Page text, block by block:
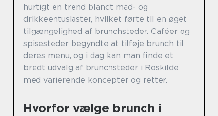
hurtigt en trend blandt mad- og
drikkeentusiaster, hvilket førte til en øget
tilgængelighed af brunchsteder. Caféer og
spisesteder begyndte at tilføje brunch til
deres menu, og i dag kan man finde et
bredt udvalg af brunchsteder i Roskilde
med varierende koncepter og retter.
Hvorfor vælge brunch i